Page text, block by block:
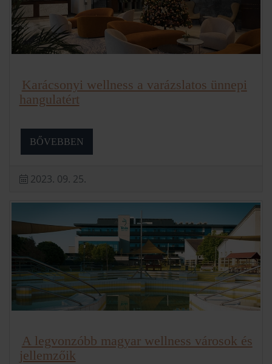
Karácsonyi wellness a varázslatos ünnepi
hangulatért
BŐVEBBEN
2023. 09. 25.
A legvonzóbb magyar wellness városok és
jellemzőik